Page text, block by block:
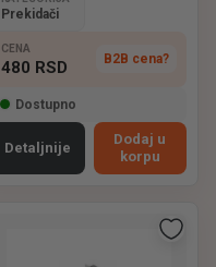
Prekidači
CENA
480 RSD B2B cena?
Dostupno
Detaljnije
Dodaj u
korpu